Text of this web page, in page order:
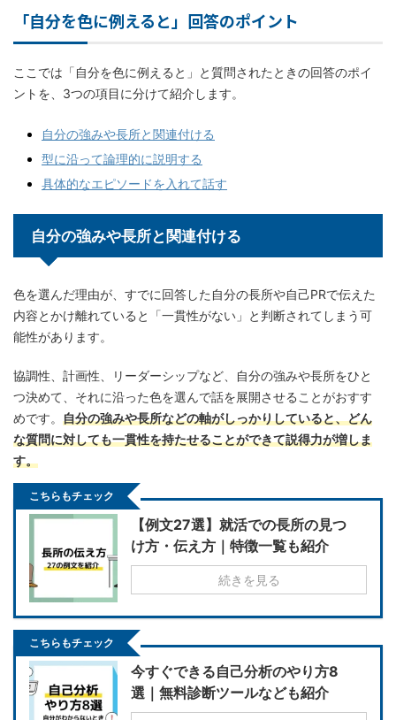
「自分を色に例えると」回答のポイント
ここでは「自分を色に例えると」と質問されたときの回答のポイ
ントを、3つの項目に分けて紹介します。
自分の強みや長所と関連付ける
型に沿って論理的に説明する
具体的なエピソードを入れて話す
自分の強みや長所と関連付ける
色を選んだ理由が、すでに回答した自分の長所や自己PRで伝えた
内容とかけ離れていると「一貫性がない」と判断されてしまう可
能性があります。
協調性、計画性、リーダーシップなど、自分の強みや長所をひと
つ決めて、それに沿った色を選んで話を展開させることがおすす
めです。 自分の強みや長所などの軸がしっかりしていると、どん
な質問に対しても一貫性を持たせることができて説得力が増しま
す。
こちらもチェック
【例文27選】就活での長所の見つ
け方・伝え方｜特徴一覧も紹介
続きを見る
こちらもチェック
今すぐできる自己分析のやり方8
選｜無料診断ツールなども紹介